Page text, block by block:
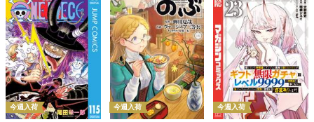
今週入荷 今週入荷 今週入荷